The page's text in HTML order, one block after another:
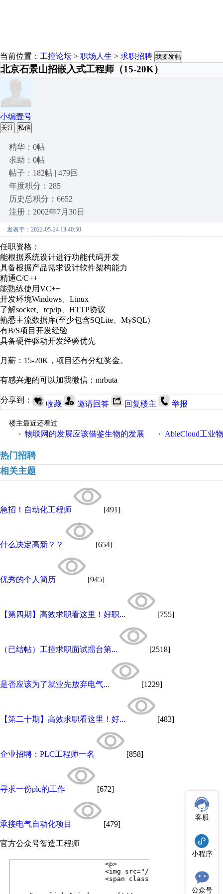
当前位置： 工控论坛 > 职场人生 > 求职招聘 我要发帖
北京石景山招嵌入式工程师（15-20K）
小编壹号
关注 私信
精华：0帖
求助：0帖
帖子：182帖 | 479回
年度积分：285
历史总积分：6652
注册：2002年7月30日
发表于：2022-05-24 13:40:50
任职资格：
能根据系统设计进行功能代码开发
具备根据产品需求设计软件架构能力
精通C/C++
能熟练使用VC++
开发环境Windows、Linux
了解socket、tcp/ip、HTTP协议
熟悉主流数据库(至少包含SQLite、MySQL)
有B/S项目开发经验
具备硬件驱动开发经验优先
月薪：15-20K，项目还有分红奖金。
有感兴趣的可以加我微信：mrbuta
分享到： 收藏 邀请回答 回复楼主 举报
楼主最近还看过
· 物联网的发展应该借鉴生物的发展 · AbleCloud工业物联
热门招聘
相关主题
急招！自动化工程师 [491]
什么决定高新？？ [654]
优秀的个人简历 [945]
【第四期】高效求职看这里！好职... [755]
（已结帖）工控求职面试擂台第... [2518]
是否应该为了就业先放弃电气... [1229]
【第二十期】高效求职看这里！好... [483]
企业招聘：PLC工程师一名 [858]
寻求一份plc的工作 [672]
承接电气自动化项目 [479]
官方公众号智造工程师
客服
小程序
公众号